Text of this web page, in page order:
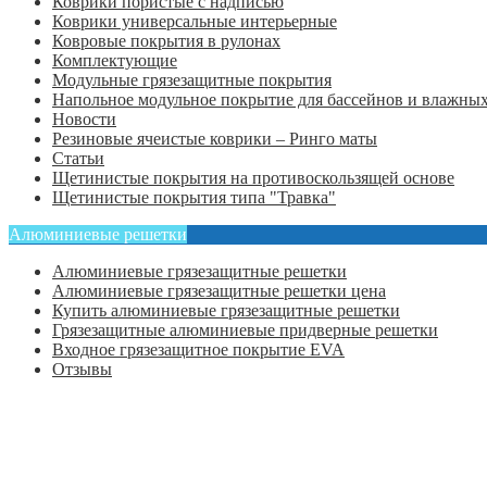
Коврики универсальные интерьерные
Ковровые покрытия в рулонах
Комплектующие
Модульные грязезащитные покрытия
Напольное модульное покрытие для бассейнов и
Новости
Резиновые ячеистые коврики – Ринго маты
Статьи
Щетинистые покрытия на противоскользящей основе
Щетинистые покрытия типа "Травка"
Алюминиевые решетки
Алюминиевые грязезащитные решетки
Алюминиевые грязезащитные решетки цена
Купить алюминиевые грязезащитные решетки
Грязезащитные алюминиевые придверные решетки
Входное грязезащитное покрытие EVA
Отзывы